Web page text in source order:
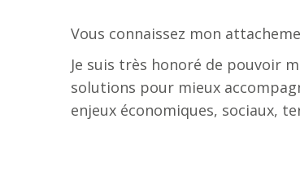
Vous connaissez mon
Je suis très honoré de pouvoir
solutions pour mieux
enjeux économiques, sociaux,